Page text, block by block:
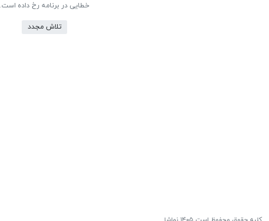
خطایی در برنامه رخ داده است.
تلاش مجدد